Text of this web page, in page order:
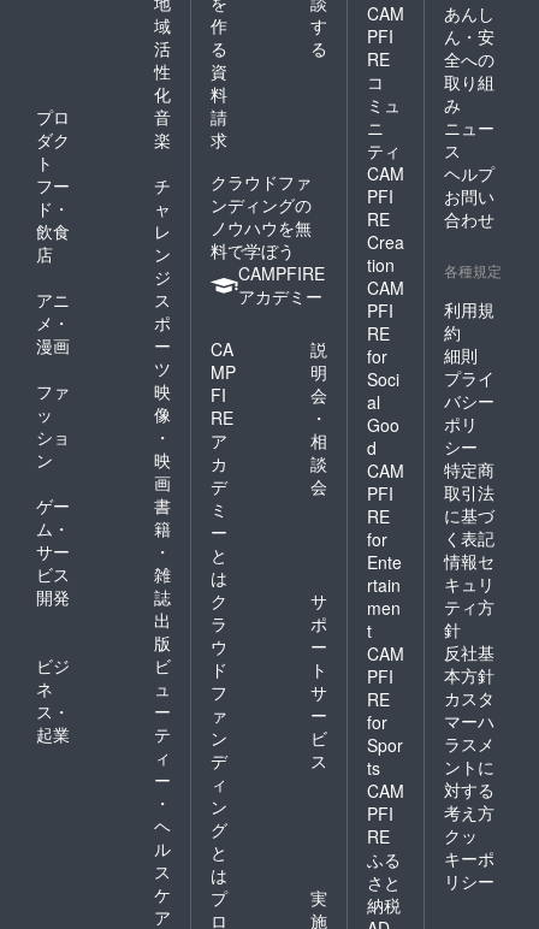
域
活
性
化
プロ
ダク
ト
音
楽
フー
ド・
飲食
店
チ
ャ
レ
ン
ジ
アニ
メ・
漫画
ス
ポ
ー
ツ
ファ
ッ
ショ
ン
映
像
・
映
画
ゲー
ム・
サー
ビス
開発
書
籍
・
雑
誌
出
版
ビジ
ネ
ス・
起業
ビ
ュ
ー
テ
ィ
ー
・
ヘ
ル
ス
ケ
ア
作
る
す
る
資
料
請
求
クラウドファ
ンディングの
ノウハウを無
料で学ぼう
CAMPFIRE
アカデミー
CA
MP
FI
RE
ア
カ
デ
ミ
ー
と
は
説
明
会
・
相
談
会
ク
ラ
ウ
ド
フ
ァ
ン
デ
ィ
ン
グ
と
は
サ
ポ
ー
ト
サ
ー
ビ
ス
プ
ロ
実
施
CAM
PFI
RE
コ
ミュ
ニ
ティ
CAM
PFI
RE
Crea
tion
CAM
PFI
RE
for
Soci
al
Goo
d
CAM
PFI
RE
for
Ente
rtain
men
t
CAM
PFI
RE
for
Spor
ts
CAM
PFI
RE
ふる
さと
納税
あんし
ん・安
全への
取り組
み
ニュー
ス
ヘルプ
お問い
合わせ
各種規定
利用規
約
細則
プライ
バシー
ポリ
シー
特定商
取引法
に基づ
く表記
情報セ
キュリ
ティ方
針
反社基
本方針
カスタ
マーハ
ラスメ
ントに
対する
考え方
クッ
キーポ
リシー